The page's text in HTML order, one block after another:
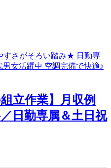
立作業】月収例
日勤専属＆土日祝